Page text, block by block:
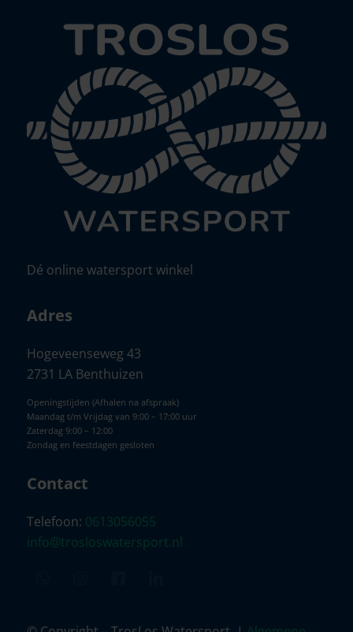
Dé online watersport winkel
Adres
Hogeveenseweg 43
2731 LA Benthuizen
Openingstijden (Afhalen na afspraak)
Maandag t/m Vrijdag van 9:00 – 17:00 uur
Zaterdag 9:00 – 12:00
Zondag en feestdagen gesloten
Contact
Telefoon: 0613056055
info@trosloswatersport.nl